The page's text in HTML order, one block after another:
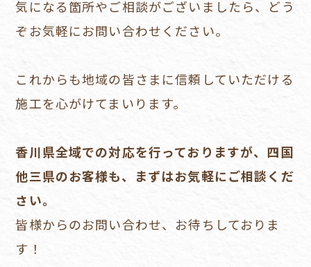
気になる箇所やご相談がございましたら、どう
ぞお気軽にお問い合わせください。
これからも地域の皆さまに信頼していただける
施工を心がけてまいります。
香川県全域での対応を行っておりますが、四国
他三県のお客様も、まずはお気軽にご相談くだ
さい。
皆様からのお問い合わせ、お待ちしておりま
す！